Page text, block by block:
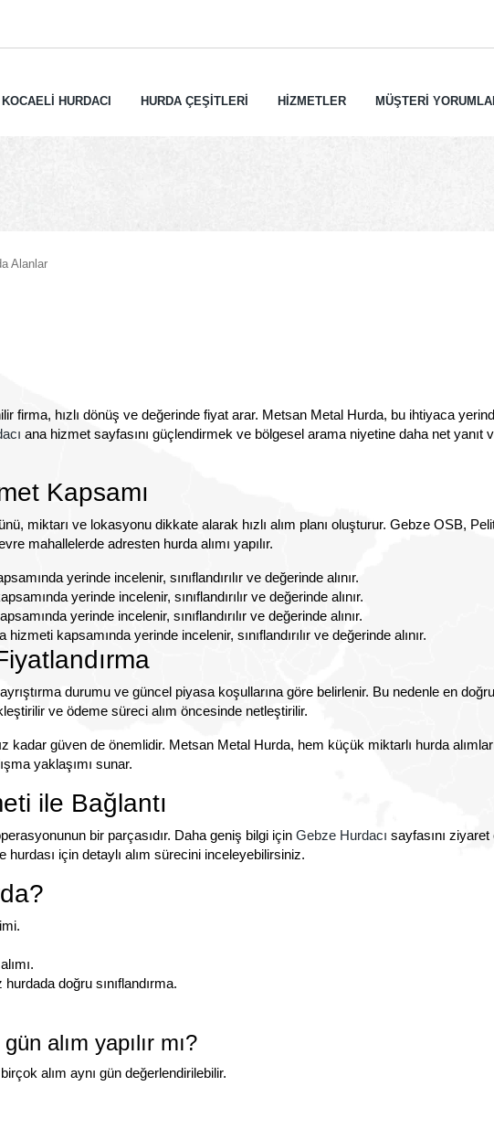
KOCAELİ HURDACI HURDA ÇEŞİTLERİ HİZMETLER MÜŞTERİ
Alanlar
firma, hızlı dönüş ve değerinde fiyat arar. Metsan Metal Hurda, bu ihtiyaca
ana hizmet sayfasını güçlendirmek ve bölgesel arama niyetine daha net yanıt
Kapsamı
miktarı ve lokasyonu dikkate alarak hızlı alım planı oluşturur. Gebze OSB,
mahallelerde adresten hurda alımı yapılır.
yerinde incelenir, sınıflandırılır ve değerinde alınır.
yerinde incelenir, sınıflandırılır ve değerinde alınır.
yerinde incelenir, sınıflandırılır ve değerinde alınır.
kapsamında yerinde incelenir, sınıflandırılır ve değerinde alınır.
durumu ve güncel piyasa koşullarına göre belirlenir. Bu nedenle en
ve ödeme süreci alım öncesinde netleştirilir.
kadar güven de önemlidir. Metsan Metal Hurda, hem küçük miktarlı hurda
yaklaşımı sunar.
ile Bağlantı
bir parçasıdır. Daha geniş bilgi için Gebze Hurdacı sayfasını ziyaret
için detaylı alım sürecini inceleyebilirsiniz.
doğru sınıflandırma.
alım yapılır mı?
alım aynı gün değerlendirilebilir.